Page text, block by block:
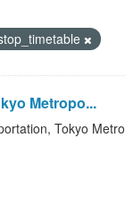
Metropo...
Tokyo